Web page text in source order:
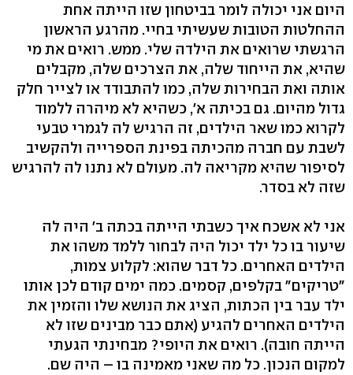
היום אני יכולה לומר בביטחון שזו הייתה אחת
ההחלטות הטובות שעשיתי בחיי. מהרגע הראשון
הרגשתי שרואים את הילדה שלי. ממש. רואים את מי
שהיא, את הייחוד שלה, את הצרכים שלה, מקבלים
אותה ואת הבחירות שלה, כמו להתבודד או לצייר חלק
גדול מהיום. גם בכיתה א', כשהיא לא מיהרה ללמוד
לקרוא כמו שאר הילדים, זה הרגיש לה לגמרי טבעי
לשבת עם חברה מהכיתה בפינת הספרייה ולהקשיב
לסיפור שהיא מקריאה לה. מעולם לא נתנו לה להרגיש
שזה לא בסדר.
אני לא אשכח איך כשבתי הייתה בכתה ב' היה לה
שיעור בו כל ילד יכול היה לבחור ללמד משהו את
הילדים האחרים. כל דבר שהוא: לקלוע צמות,
"טריקים" בקלפים, קסמים. כמה ימים קודם לכן אותו
ילד עבר בין הכתות, הציג את הנושא שלו והזמין את
הילדים האחרים להגיע (אתם כבר מבינים שזו לא
הייתה חובה). רואים את היופי? מבחינתי הגעתי
למקום הנכון. כל מה שאני מאמינה בו – היה שם.